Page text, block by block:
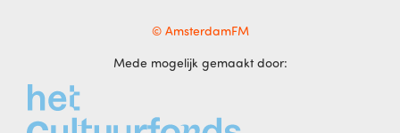
© AmsterdamFM
Mede mogelijk gemaakt door: